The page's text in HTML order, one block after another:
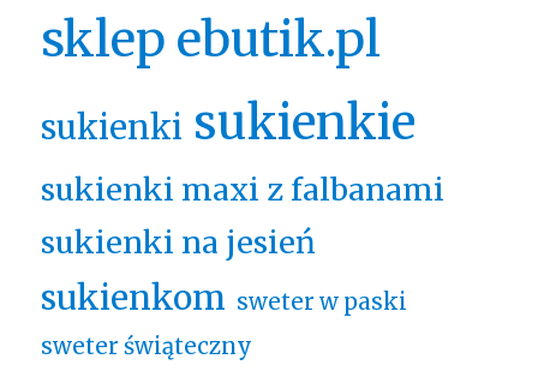
sklep ebutik.pl
sukienki sukienkie
sukienki maxi z falbanami
sukienki na jesień
sukienkom sweter w paski
sweter świąteczny